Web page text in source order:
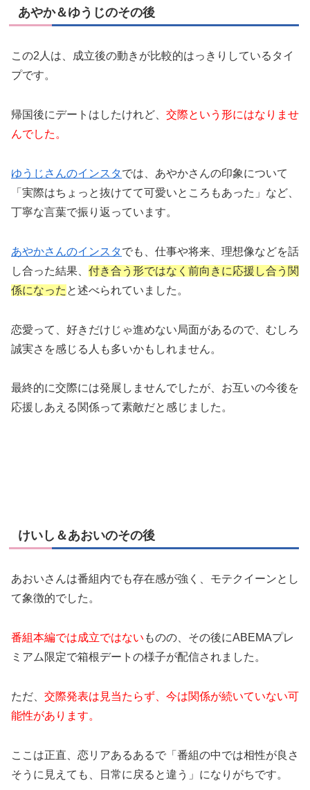
あやか＆ゆうじのその後
この2人は、成立後の動きが比較的はっきりしているタイ
プです。
帰国後にデートはしたけれど、 交際という形にはなりませ
んでした。
ゆうじさんのインスタでは、あやかさんの印象について
「実際はちょっと抜けてて可愛いところもあった」など、
丁寧な言葉で振り返っています。
あやかさんのインスタでも、仕事や将来、理想像などを話
し合った結果、 付き合う形ではなく前向きに応援し合う関
係になった と述べられていました。
恋愛って、好きだけじゃ進めない局面があるので、むしろ
誠実さを感じる人も多いかもしれません。
最終的に交際には発展しませんでしたが、お互いの今後を
応援しあえる関係って素敵だと感じました。
けいし＆あおいのその後
あおいさんは番組内でも存在感が強く、モテクイーンとし
て象徴的でした。
番組本編では成立ではない ものの、その後にABEMAプレ
ミアム限定で箱根デートの様子が配信されました。
ただ、 交際発表は見当たらず、今は関係が続いていない可
能性があります。
ここは正直、恋リアあるあるで「番組の中では相性が良さ
そうに見えても、日常に戻ると違う」になりがちです。